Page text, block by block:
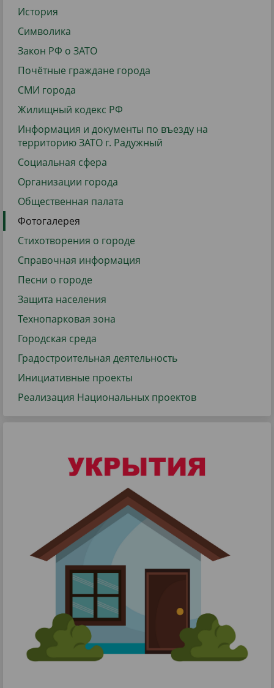
История
Символика
Закон РФ о ЗАТО
Почётные граждане города
СМИ города
Жилищный кодекс РФ
Информация и документы по въезду на
территорию ЗАТО г. Радужный
Социальная сфера
Организации города
Общественная палата
Фотогалерея
Стихотворения о городе
Справочная информация
Песни о городе
Защита населения
Технопарковая зона
Городская среда
Градостроительная деятельность
Инициативные проекты
Реализация Национальных проектов